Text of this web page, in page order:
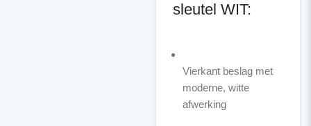
sleutel WIT:
Vierkant beslag met
moderne, witte
afwerking